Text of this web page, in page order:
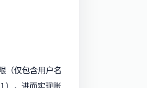
（仅包含用户名
），进而实现账